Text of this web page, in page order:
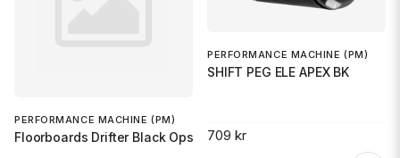
PERFORMANCE MACHINE (PM)
Floorboards Drifter Black Ops
PERFORMANCE MACHINE (PM)
SHIFT PEG ELE APEX BK
709 kr